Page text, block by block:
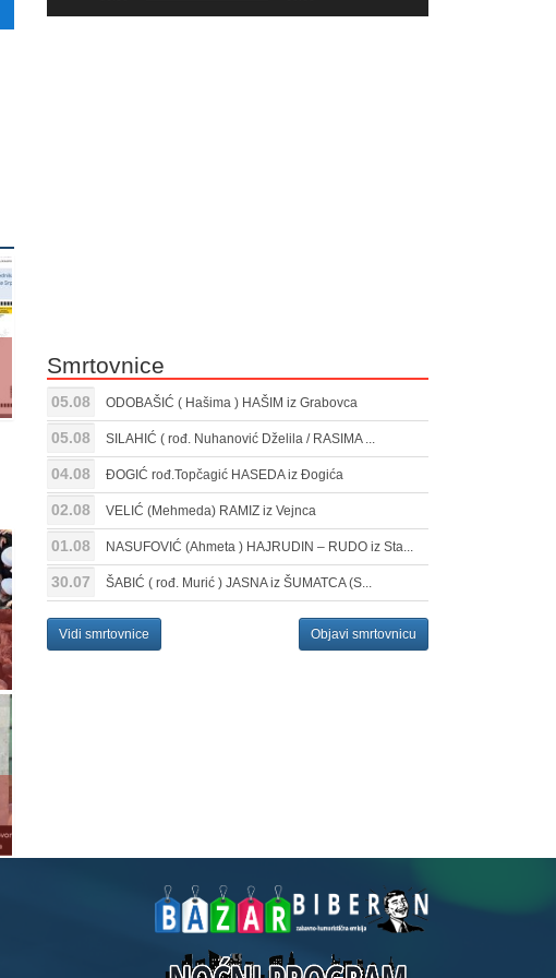
Gore/Dole
Smrtovnice
05.08 ODOBAŠIĆ ( Hašima ) HAŠIM iz Grabovca
05.08 SILAHIĆ ( rođ. Nuhanović Dželila / RASIMA ...
04.08 ĐOGIĆ rođ.Topčagić HASEDA iz Đogića
02.08 VELIĆ (Mehmeda) RAMIZ iz Vejnca
01.08 NASUFOVIĆ (Ahmeta ) HAJRUDIN – RUDO iz Sta...
30.07 ŠABIĆ ( rođ. Murić ) JASNA iz ŠUMATCA (S...
Vidi smrtovnice Objavi smrtovnicu